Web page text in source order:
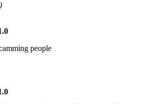
people